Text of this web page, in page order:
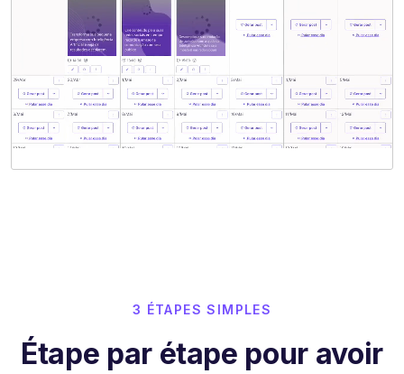
3 ÉTAPES SIMPLES
Étape par étape pour avoir